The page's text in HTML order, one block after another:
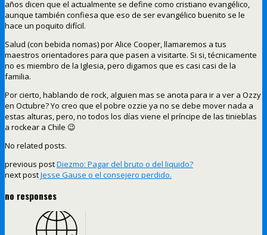
años dicen que el actualmente se define como cristiano evangélico,
aunque también confiesa que eso de ser evangélico buenito se le
hace un poquito difícil.
Salud (con bebida nomas) por Alice Cooper, llamaremos a tus
maestros orientadores para que pasen a visitarte. Si si, técnicamente
no es miembro de la Iglesia, pero digamos que es casi casi de la
familia.
Por cierto, hablando de rock, alguien mas se anota para ir a ver a Ozzy
en Octubre? Yo creo que el pobre ozzie ya no se debe mover nada a
estas alturas, pero, no todos los días viene el príncipe de las tinieblas
a rockear a Chile 😉
No related posts.
previous postDiezmo: Pagar del bruto o del liquido?
next postJesse Gause o el consejero perdido.
no responses